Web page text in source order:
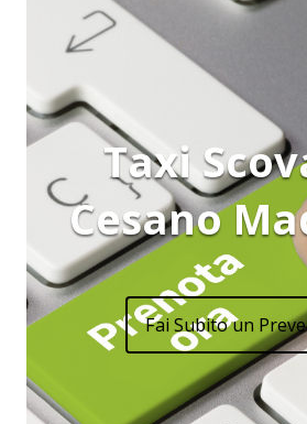
Taxi
Cesano
Fai Subito un